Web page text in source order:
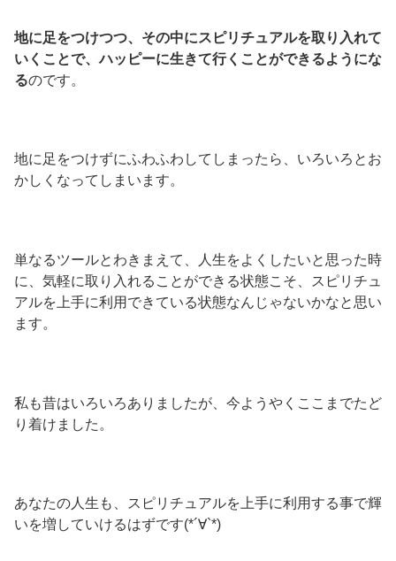
地に足をつけつつ、その中にスピリチュアルを取り入れて
いくことで、ハッピーに生きて行くことができるようにな
るのです。
地に足をつけずにふわふわしてしまったら、いろいろとお
かしくなってしまいます。
単なるツールとわきまえて、人生をよくしたいと思った時
に、気軽に取り入れることができる状態こそ、スピリチュ
アルを上手に利用できている状態なんじゃないかなと思い
ます。
私も昔はいろいろありましたが、今ようやくここまでたど
り着けました。
あなたの人生も、スピリチュアルを上手に利用する事で輝
いを増していけるはずです(*´∀`*)